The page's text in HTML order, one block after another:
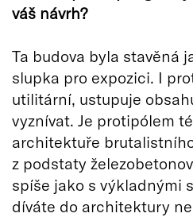
váš návrh?
Ta budova byla stavěná
slupka pro expozici. I
utilitární, ustupuje
vyznívat. Je protipólem
architektuře
z podstaty
spíše jako s výkladnými
díváte do architektury